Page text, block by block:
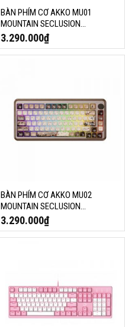
BÀN PHÍM CƠ AKKO MU01
MOUNTAIN SECLUSION
(HOTSWAP / RGB / MULTI-
MODES/ SWITCH V3 PIANO
PRO/ROSEWOOD)
3.290.000₫
BÀN PHÍM CƠ AKKO MU02
MOUNTAIN SECLUSION
(HOTSWAP / RGB / MULTI-
MODES/ SWITCH V3 PIANO PRO /
ROSEWOOD)
3.290.000₫